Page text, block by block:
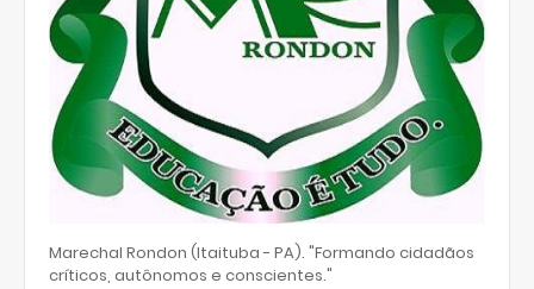
Marechal Rondon (Itaituba - PA). "Formando cidadãos
críticos, autônomos e conscientes."